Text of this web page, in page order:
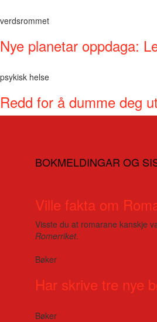
verdsrommet
Nye planetar oppdaga:
psykisk helse
Redd for å dumme deg
BOKMELDINGAR OG
Ville fakta om
Visste du at romarane kanskje
Romerriket.
Bøker
Har skrive tre nye
Bøker